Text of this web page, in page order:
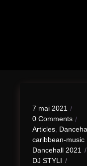
7 mai 2021
0 Comments
Articles
caribbean-music
Dancehall 2021
DJ STYLI